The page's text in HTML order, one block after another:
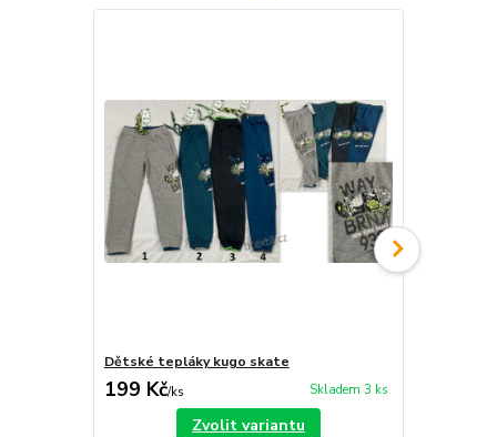
Dětské tepláky kugo skate
199 Kč/ks Skladem 3 ks
Zvolit variantu